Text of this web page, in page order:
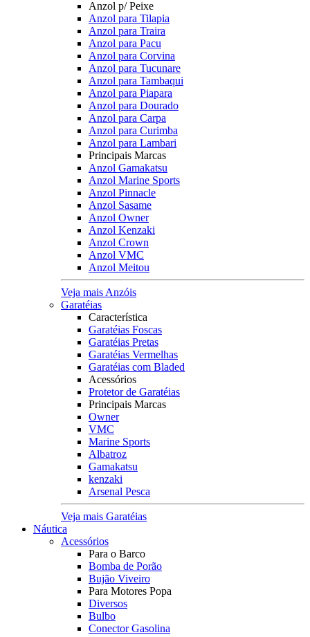
Anzol p/ Peixe
Anzol para Tilapia
Anzol para Traira
Anzol para Pacu
Anzol para Corvina
Anzol para Tucunare
Anzol para Tambaqui
Anzol para Piapara
Anzol para Dourado
Anzol para Carpa
Anzol para Curimba
Anzol para Lambari
Principais Marcas
Anzol Gamakatsu
Anzol Marine Sports
Anzol Pinnacle
Anzol Sasame
Anzol Owner
Anzol Kenzaki
Anzol Crown
Anzol VMC
Anzol Meitou
Veja mais Anzóis
Garatéias
Característica
Garatéias Foscas
Garatéias Pretas
Garatéias Vermelhas
Garatéias com Bladed
Acessórios
Protetor de Garatéias
Principais Marcas
Owner
VMC
Marine Sports
Albatroz
Gamakatsu
kenzaki
Arsenal Pesca
Veja mais Garatéias
Náutica
Acessórios
Para o Barco
Bomba de Porão
Bujão Viveiro
Para Motores Popa
Diversos
Bulbo
Conector Gasolina